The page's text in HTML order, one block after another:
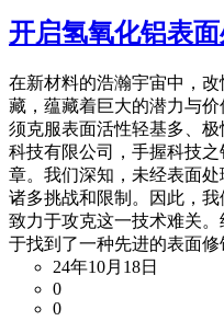
开启氢氧化铝表
在新材料的浩瀚宇宙中，
藏，蕴藏着巨大的潜力与
须克服表面活性轻基多、
科技有限公司，手握科技
章。我们深知，未经表面
诸多挑战和限制。因此，
致力于攻克这一技术难关
于找到了一种先进的表面
24年10月18日
0
0